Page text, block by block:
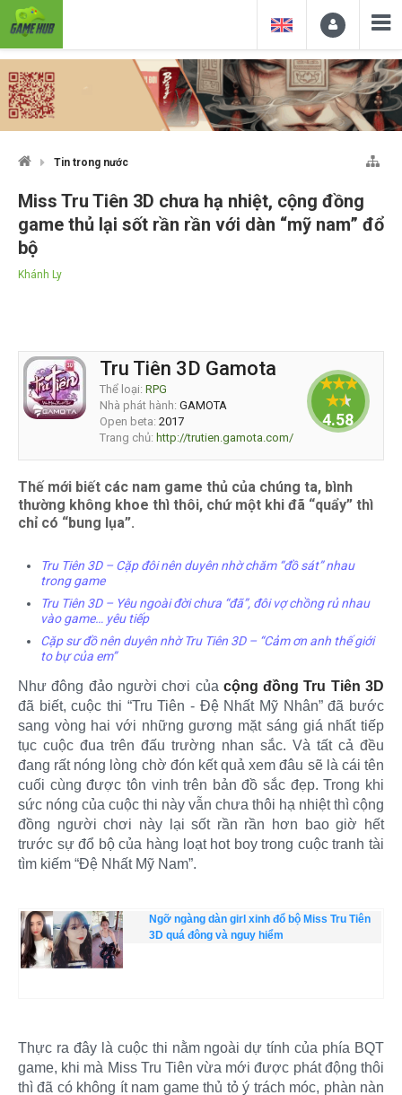
Tin trong nước
Miss Tru Tiên 3D chưa hạ nhiệt, cộng đồng
game thủ lại sốt rần rần với dàn “mỹ nam” đổ
bộ
Khánh Ly
Tru Tiên 3D Gamota
Thể loại: RPG
Nhà phát hành: GAMOTA
Open beta: 2017
Trang chủ: http://trutien.gamota.com/
4.58824
Thế mới biết các nam game thủ của chúng ta, bình
thường không khoe thì thôi, chứ một khi đã “quẩy” thì
chỉ có “bung lụa”.
Tru Tiên 3D – Cặp đôi nên duyên nhờ chăm “đồ sát” nhau
trong game
Tru Tiên 3D – Yêu ngoài đời chưa “đã”, đôi vợ chồng rủ nhau
vào game… yêu tiếp
Cặp sư đồ nên duyên nhờ Tru Tiên 3D – “Cảm ơn anh thế giới
to bự của em”
Như đông đảo người chơi của cộng đồng Tru Tiên 3D
đã biết, cuộc thi “Tru Tiên - Đệ Nhất Mỹ Nhân” đã bước
sang vòng hai với những gương mặt sáng giá nhất tiếp
tục cuộc đua trên đấu trường nhan sắc. Và tất cả đều
đang rất nóng lòng chờ đón kết quả xem đâu sẽ là cái tên
cuối cùng được tôn vinh trên bản đồ sắc đẹp. Trong khi
sức nóng của cuộc thi này vẫn chưa thôi hạ nhiệt thì cộng
đồng người chơi này lại sốt rần rần hơn bao giờ hết
trước sự đổ bộ của hàng loạt hot boy trong cuộc tranh tài
tìm kiếm “Đệ Nhất Mỹ Nam”.
Ngỡ ngàng dàn girl xinh đổ bộ Miss Tru Tiên
3D quá đông và nguy hiểm
Thực ra đây là cuộc thi nằm ngoài dự tính của phía BQT
game, khi mà Miss Tru Tiên vừa mới được phát động thôi
thì đã có không ít nam game thủ tỏ ý trách móc, phàn nàn